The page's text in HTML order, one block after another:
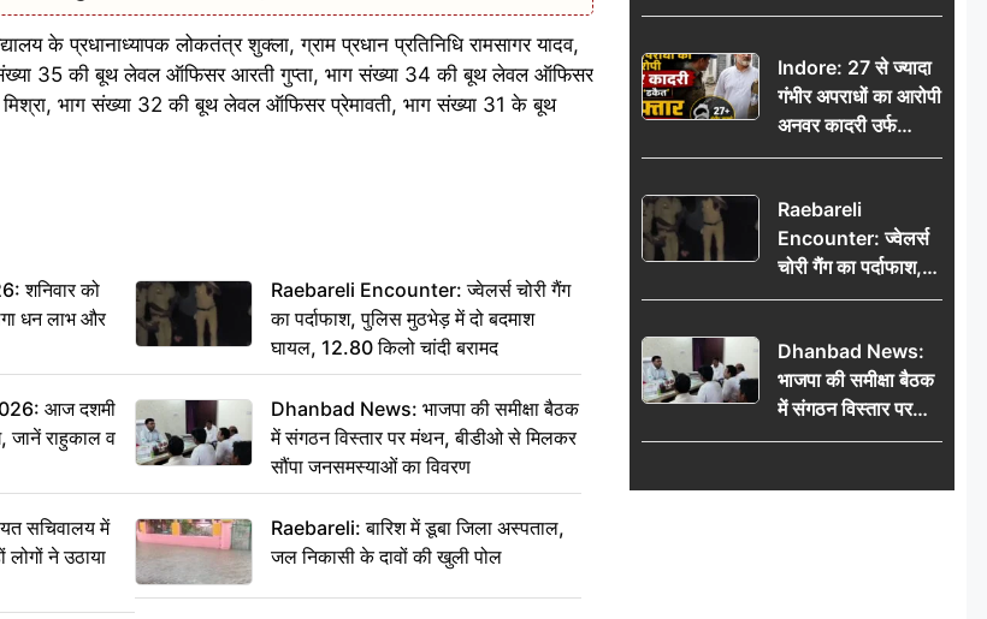
के प्रधानाध्यापक लोकतंत्र शुक्ला, ग्राम प्रधान प्रतिनिधि रामसागर यादव,
संख्या 35 की बूथ लेवल ऑफिसर आरती गुप्ता, भाग संख्या 34 की बूथ लेवल ऑफिसर
भाग संख्या 32 की बूथ लेवल ऑफिसर प्रेमावती, भाग संख्या 31 के बूथ
शनिवार को
धन लाभ और
आज दशमी
जानें राहुकाल व
सचिवालय में
ने उठाया
Raebareli Encounter: ज्वेलर्स चोरी गैंग
का पर्दाफाश, पुलिस मुठभेड़ में दो बदमाश
घायल, 12.80 किलो चांदी बरामद
Dhanbad News: भाजपा की समीक्षा बैठक
में संगठन विस्तार पर मंथन, बीडीओ से मिलकर
सौंपा जनसमस्याओं का विवरण
Raebareli: बारिश में डूबा जिला अस्पताल,
जल निकासी के दावों की खुली पोल
कमाई… फिर भी पिता
अंतिम दिन, 5100 रुपये
भेजकर कहा– अंतिम
संस्कार कर दीजिए हम
नहीं आ पाएंगे
Indore: 27 से ज्यादा
गंभीर अपराधों का आरोपी
अनवर कादरी उर्फ
‘डकैत’ गिरफ्तार, इंदौर
Raebareli
Encounter: ज्वेलर्स
चोरी गैंग का पर्दाफाश,
पुलिस मुठभेड़ में दो
किलो चांदी बरामद
Dhanbad News:
भाजपा की समीक्षा बैठक
में संगठन विस्तार पर
मंथन, बीडीओ से
जनसमस्याओं का विवरण